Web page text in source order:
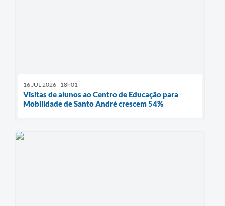
16 JUL 2026 - 18h01
Visitas de alunos ao Centro de Educação para
Mobilidade de Santo André crescem 54%